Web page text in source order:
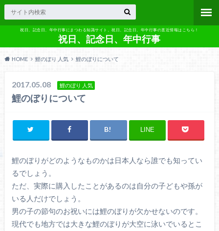
祝日、記念日、年中行事にまつわる知識サイト。祝日、記念日、年中行事の直近情報はこちら！
祝日、記念日、年中行事
HOME 鯉のぼり 人気 鯉のぼりについて
2017.05.08 鯉のぼり 人気
鯉のぼりについて
LINE
鯉のぼりがどのようなものかは日本人なら誰でも知ってい
るでしょう。
ただ、実際に購入したことがあるのは自分の子どもや孫が
いる人だけでしょう。
男の子の節句のお祝いには鯉のぼりが欠かせないのです。
現代でも地方では大きな鯉のぼりが大空に泳いでいるとこ